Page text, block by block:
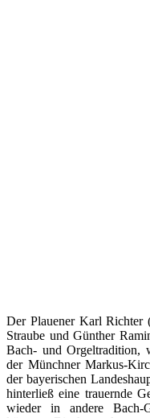
Der Plauener Karl
Straube und Günther
Bach- und Orgeltradition,
der Münchner Markus-
der bayerischen
hinterließ eine trauernde
wieder in andere Bach-